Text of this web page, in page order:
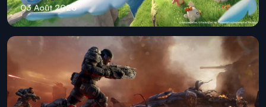
03 Août 2026